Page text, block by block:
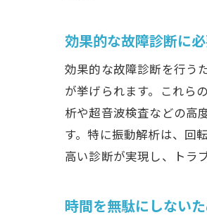
効果的な故障診断に
効果的な故障診断を行う
が挙げられます。これら
析や超音波検査などの高
す。特に振動解析は、回
高い診断が実現し、トラ
時間を無駄にしない